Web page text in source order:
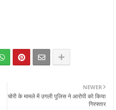
NEWER
चोरी के मामले में उगली पुलिस ने आरोपी को किया
गिरफ्तार